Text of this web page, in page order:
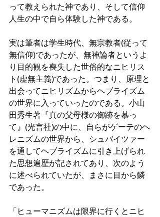
って教えられた神であり、そして信仰
人生の中で自ら体験した神である。
実は筆者は学生時代、無宗教者(従って
無信仰)であったが、無神論者というよ
り目的観を喪失した世俗的なニヒリス
ト(虚無主義)であった。つまり、原理と
出会ってニヒリズムからヘブライズム
の世界に入っていったのである。小山
田秀生著『真の父母様の御跡を慕っ
て』(光言社)の中に、自らがゲーテのヘ
レニズムの世界から、シュバイツァー
を通してヘブライズムに引き上げられ
た思想遍歴が記されてあり、次のよう
に述べられていたが、まさに目から鱗
であった。
「ヒューマニズムは限界に行くとニヒ